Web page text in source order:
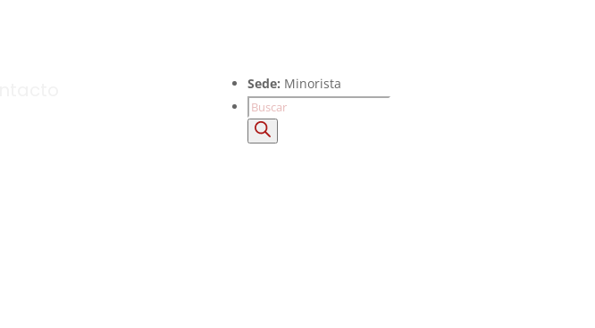
Sede: Minorista
Búsqueda
de